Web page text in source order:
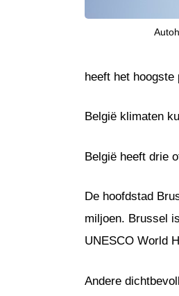
heeft het hoogste
België klimaten
België heeft drie
De hoofdstad
miljoen. Brussel
UNESCO World
Andere